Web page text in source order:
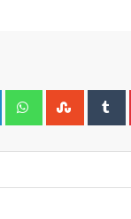
LinkedIn Whatsapp